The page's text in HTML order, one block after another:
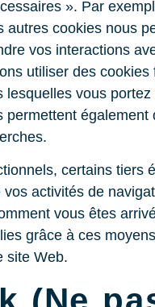
». Par
cookies nous
vos interactions
utiliser des
vous
certains
activités de
vous êtes
grâce à ces
site Web.